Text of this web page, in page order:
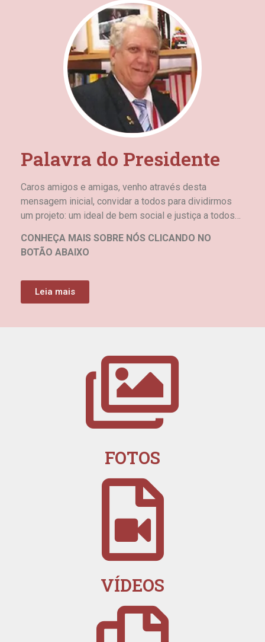
Palavra do Presidente
Caros amigos e amigas, venho através desta
mensagem inicial, convidar a todos para dividirmos
um projeto: um ideal de bem social e justiça a todos…
CONHEÇA MAIS SOBRE NÓS CLICANDO NO
BOTÃO ABAIXO
Leia mais
FOTOS
VÍDEOS